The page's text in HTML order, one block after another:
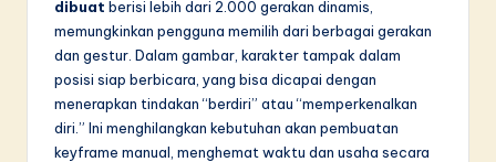
dibuat berisi lebih dari 2.000 gerakan dinamis,
memungkinkan pengguna memilih dari berbagai gerakan
dan gestur. Dalam gambar, karakter tampak dalam
posisi siap berbicara, yang bisa dicapai dengan
menerapkan tindakan “berdiri” atau “memperkenalkan
diri.” Ini menghilangkan kebutuhan akan pembuatan
keyframe manual, menghemat waktu dan usaha secara